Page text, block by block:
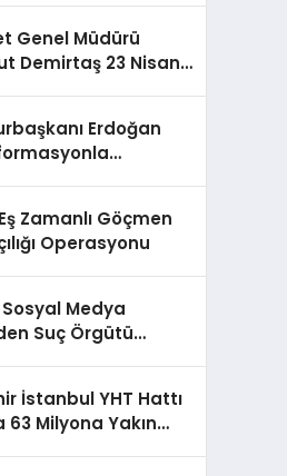
Genel Müdürü
Demirtaş 23 Nisan
Erdoğan
Zamanlı Göçmen
Operasyonu
Medya
Suç Örgütü
İstanbul YHT Hattı
63 Milyona Yakın